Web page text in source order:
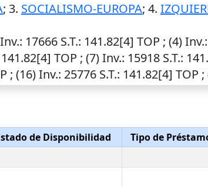
; 3. SOCIALISMO-EUROPA; 4.
Inv.: 17666 S.T.: 141.82[4] TOP ; (4)Inv.
TOP ; (7)Inv.: 15918 S.T.:
; (16)Inv.: 25776 S.T.: 141.82[4] TOP ;
de Disponibilidad Tipo de